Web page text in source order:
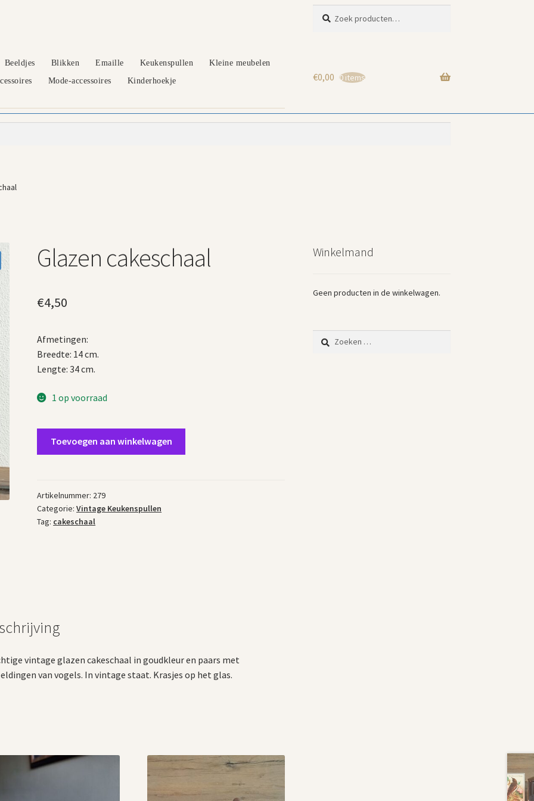
naar:
Beeldjes Blikken Emaille Keukenspullen
Kleine meubelen
Mode-accessoires Kinderhoekje €0,00 0 items
Glazen cakeschaal
€4,50
Afmetingen:
Breedte: 14 cm.
Lengte: 34 cm.
1 op voorraad
Toevoegen aan winkelwagen
Artikelnummer: 279
Categorie:Vintage Keukenspullen
Tag: cakeschaal
vintage glazen cakeschaal in goudkleur en paars met
van vogels. In vintage staat. Krasjes op het glas.
Winkelmand
Geen producten in de winkelwagen.
Zoeken
naar: